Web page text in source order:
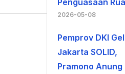
Penguasaan
2026-05-08
Pemprov DKI
Jakarta SOLID,
Pramono Anung